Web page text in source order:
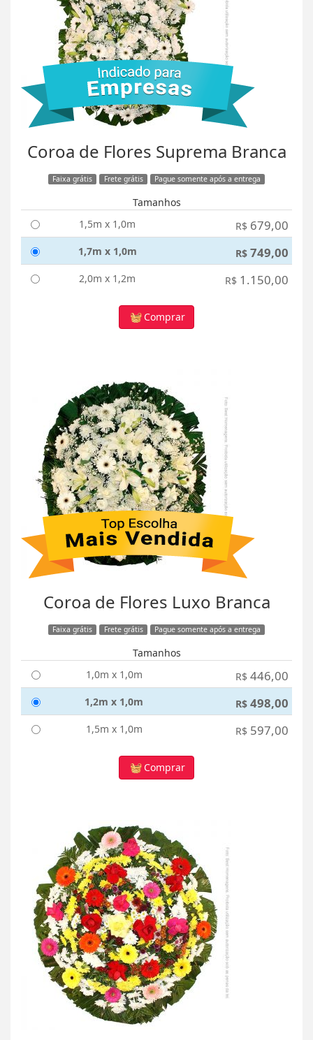
Coroa de Flores Suprema Branca
Faixa grátis Frete grátis Pague somente após a entrega
Tamanhos
1,5m x 1,0m
R$ 679,00
1,7m x 1,0m R$ 749,00
2,0m x 1,2m R$ 1.150,00
Comprar
Coroa de Flores Luxo Branca
Faixa grátis Frete grátis Pague somente após a entrega
Tamanhos
1,0m x 1,0m
R$ 446,00
1,2m x 1,0m R$ 498,00
1,5m x 1,0m R$ 597,00
Comprar